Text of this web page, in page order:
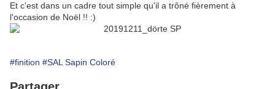
Et c'est dans un cadre tout simple qu'il a trôné fièrement à
l'occasion de Noël !! :)
#finition #SAL Sapin Coloré